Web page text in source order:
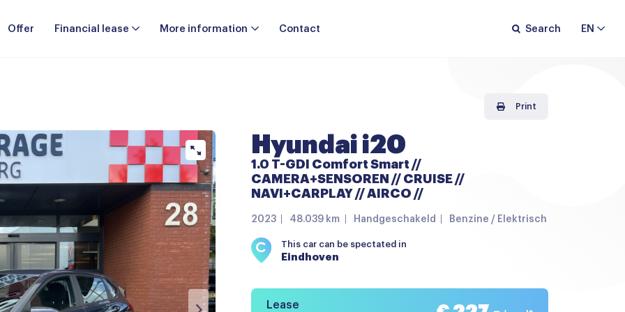
Offer Financial lease More information Contact EN
Search
Print
Hyundai i20
1.0 T-GDI Comfort Smart //
CAMERA+SENSOREN // CRUISE //
NAVI+CARPLAY // AIRCO //
2023 48.039 km Handgeschakeld Benzine / Elektrisch
Lease
This car can be spectated in
Eindhoven